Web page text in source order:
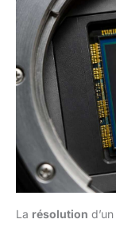
La résolution d’un